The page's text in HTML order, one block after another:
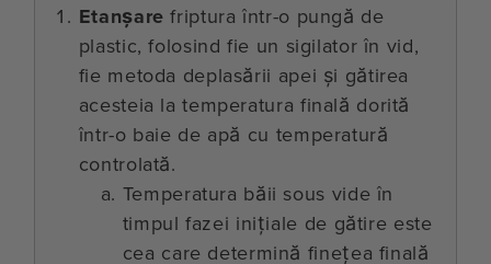
Etanșare friptura într-o pungă de
plastic, folosind fie un sigilator în vid,
fie metoda deplasării apei și gătirea
acesteia la temperatura finală dorită
într-o baie de apă cu temperatură
controlată.
Temperatura băii sous vide în
timpul fazei inițiale de gătire este
cea care determină finețea finală